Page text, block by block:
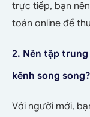
trực tiếp, bạn
toán online để
2. Nên tập
kênh song song?
Với người mới,